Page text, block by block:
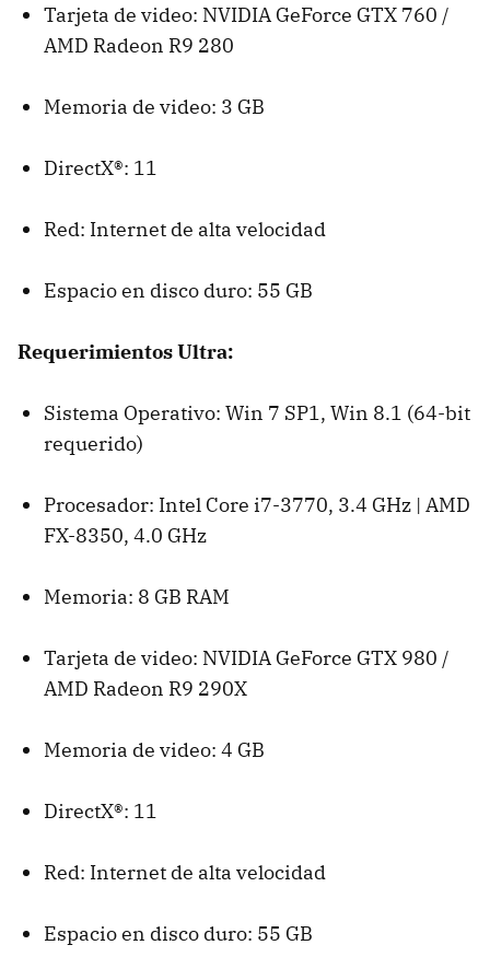
Tarjeta de video: NVIDIA GeForce GTX 760 /
AMD Radeon R9 280
Memoria de video: 3 GB
DirectX®: 11
Red: Internet de alta velocidad
Espacio en disco duro: 55 GB
Requerimientos Ultra:
Sistema Operativo: Win 7 SP1, Win 8.1 (64-bit
requerido)
Procesador: Intel Core i7-3770, 3.4 GHz | AMD
FX-8350, 4.0 GHz
Memoria: 8 GB RAM
Tarjeta de video: NVIDIA GeForce GTX 980 /
AMD Radeon R9 290X
Memoria de video: 4 GB
DirectX®: 11
Red: Internet de alta velocidad
Espacio en disco duro: 55 GB